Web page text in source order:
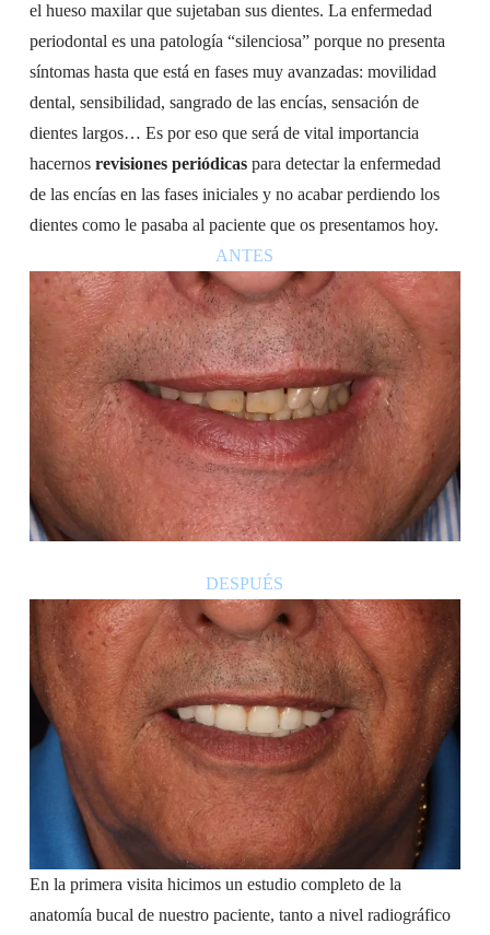
el hueso maxilar que sujetaban sus dientes. La enfermedad
periodontal es una patología “silenciosa” porque no presenta
síntomas hasta que está en fases muy avanzadas: movilidad
dental, sensibilidad, sangrado de las encías, sensación de
dientes largos… Es por eso que será de vital importancia
hacernos revisiones periódicaspara detectar la enfermedad
de las encías en las fases iniciales y no acabar perdiendo los
dientes como le pasaba al paciente que os presentamos hoy.
ANTES
DESPUÉS
En la primera visita hicimos un estudio completo de la
anatomía bucal de nuestro paciente, tanto a nivel radiográfico